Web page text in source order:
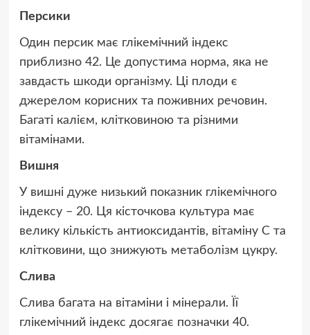
Персики
Один персик має глікемічний індекс
приблизно 42. Це допустима норма, яка не
завдасть шкоди організму. Ці плоди є
джерелом корисних та поживних речовин.
Багаті калієм, клітковиною та різними
вітамінами.
Вишня
У вишні дуже низький показник глікемічного
індексу – 20. Ця кісточкова культура має
велику кількість антиоксидантів, вітаміну С та
клітковини, що знижують метаболізм цукру.
Слива
Слива багата на вітаміни і мінерали. Її
глікемічний індекс досягає позначки 40.